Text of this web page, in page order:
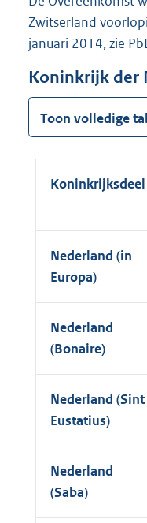
Zwitserland
januari 2014, zie
Koninkrijk der
Toon volledige
Koninkrijksdeel
Nederland (in
Europa)
Nederland
(Bonaire)
Nederland (Sint
Eustatius)
Nederland
(Saba)